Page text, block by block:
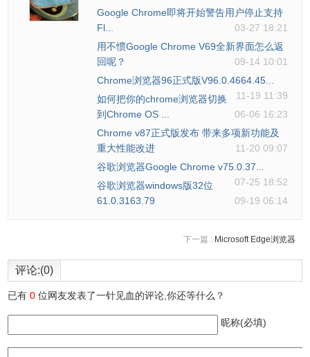
Google Chrome即将开始警告用户停止支持
Fl...
03-27 18:21
用不惯Google Chrome V69全新界面怎么返
回呢？
09-14 10:01
Chrome浏览器96正式版V96.0.4664.45...
11-19 11:39
如何把你的chrome浏览器切换
到Chrome OS ...
06-06 16:23
Chrome v87正式版发布 带来多项新功能及
重大性能改进
11-20 09:07
谷歌浏览器Google Chrome v75.0.37...
07-25 18:52
谷歌浏览器windows版32位
61.0.3163.79
09-19 06:14
下一篇 : Microsoft Edge浏览器
评论:(0)
已有0 位网友发表了一针见血的评论,你还等什么？
昵称(必填)